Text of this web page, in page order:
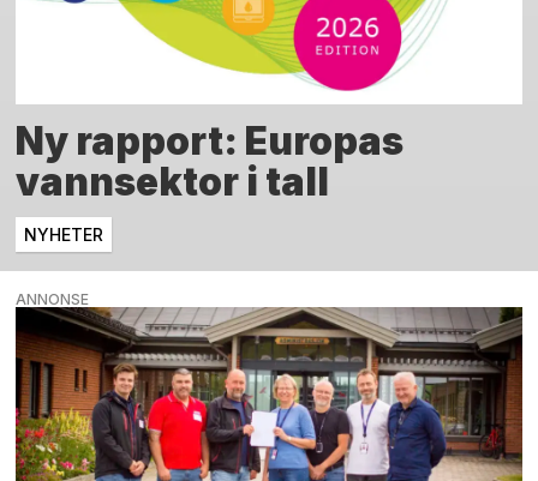
Ny rapport: Europas
vannsektor i tall
NYHETER
ANNONSE